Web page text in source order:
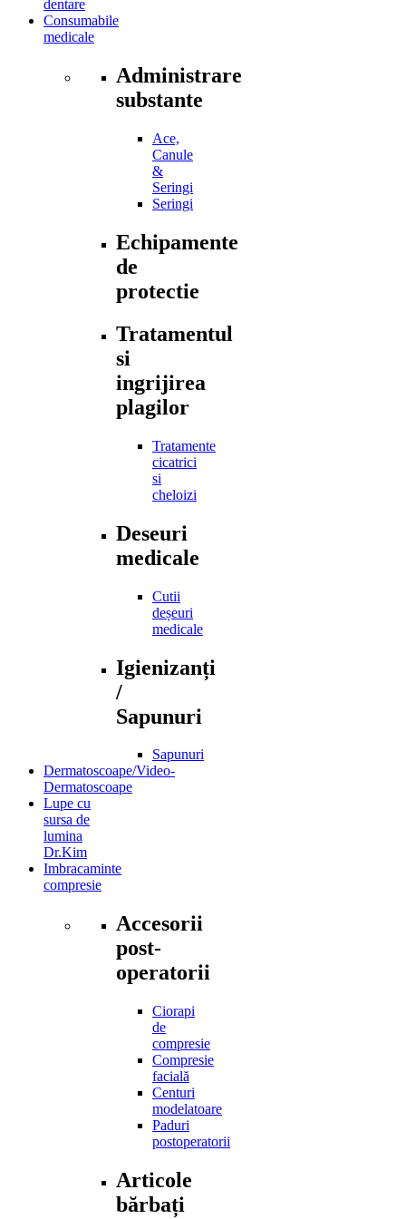
dentare
Consumabile
medicale
Administrare
substante
Ace,
Canule
&
Seringi
Seringi
Echipamente
de
protectie
Tratamentul
si
ingrijirea
plagilor
Tratamente
cicatrici
si
cheloizi
Deseuri
medicale
Cutii
deșeuri
medicale
Igienizanți
/
Sapunuri
Sapunuri
Dermatoscoape/Video-
Dermatoscoape
Lupe cu
sursa de
lumina
Dr.Kim
Imbracaminte
compresie
Accesorii
post-
operatorii
Ciorapi
de
compresie
Compresie
facială
Centuri
modelatoare
Paduri
postoperatorii
Articole
bărbați